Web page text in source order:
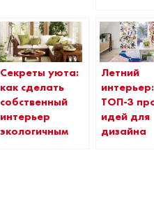
Секреты уюта:
как сделать
собственный
интерьер
экологичным
Летний
интерьер:
ТОП-3
идей для
дизайна